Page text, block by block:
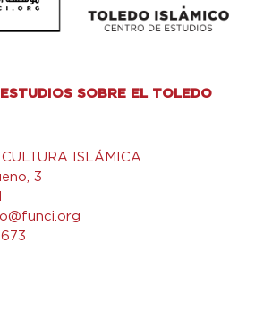
SOBRE EL TOLEDO
ISLÁMICA
3